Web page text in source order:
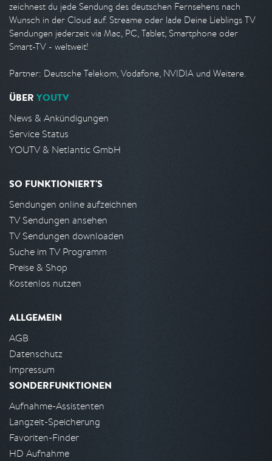
zeichnest du jede Sendung des deutschen Fernsehens nach
Wunsch in der Cloud auf. Streame oder lade Deine Lieblings TV
Sendungen jederzeit via Mac, PC, Tablet, Smartphone oder
Smart-TV - weltweit!
Partner: Deutsche Telekom, Vodafone, NVIDIA und Weitere.
ÜBER YOUTV
News & Ankündigungen
Service Status
YOUTV & Netlantic GmbH
SO FUNKTIONIERT'S
Sendungen online aufzeichnen
TV Sendungen ansehen
TV Sendungen downloaden
Suche im TV Programm
Preise & Shop
Kostenlos nutzen
ALLGEMEIN
AGB
Datenschutz
Impressum
SONDERFUNKTIONEN
Aufnahme-Assistenten
Langzeit-Speicherung
Favoriten-Finder
HD Aufnahme